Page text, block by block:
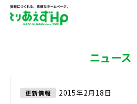
ニュース
更新情報 2015年2月18日